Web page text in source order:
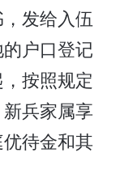
发给入伍
户口登记
按照规定
兵家属享
待金和其